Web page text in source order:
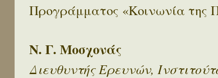
Προγράμματος «Κοινωνία της
Ν. Γ. Μοσχονάς
Διευθυντής Ερευνών,